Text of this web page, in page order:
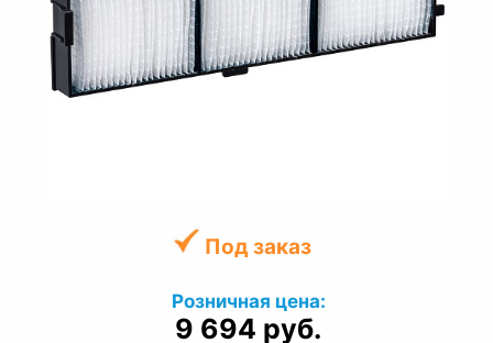
Под заказ
Розничная цена:
9 694 руб.